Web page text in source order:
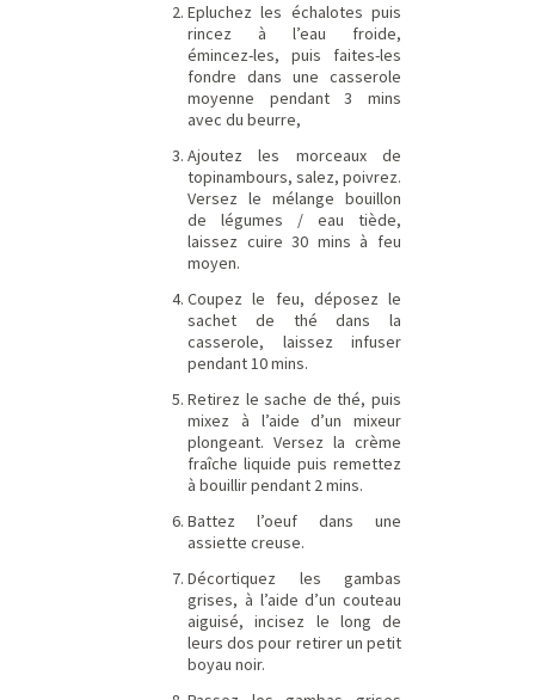
Epluchez les échalotes puis
rincez à l’eau froide,
émincez-les, puis faites-les
fondre dans une casserole
moyenne pendant 3 mins
avec du beurre,
Ajoutez les morceaux de
topinambours, salez, poivrez.
Versez le mélange bouillon
de légumes / eau tiède,
laissez cuire 30 mins à feu
moyen.
Coupez le feu, déposez le
sachet de thé dans la
casserole, laissez infuser
pendant 10 mins.
Retirez le sache de thé, puis
mixez à l’aide d’un mixeur
plongeant. Versez la crème
fraîche liquide puis remettez
à bouillir pendant 2 mins.
Battez l’oeuf dans une
assiette creuse.
Décortiquez les gambas
grises, à l’aide d’un couteau
aiguisé, incisez le long de
leurs dos pour retirer un petit
boyau noir.